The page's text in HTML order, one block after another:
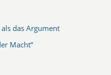
das Argument
Macht“